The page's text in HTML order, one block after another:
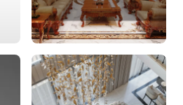
THIẾT KẾ THI CÔNG
NỘI THẤT
Cung cấp các giải pháp